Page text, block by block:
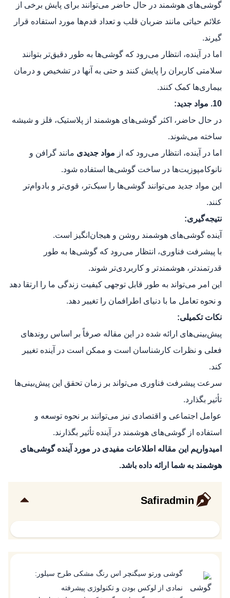
گوشی‌های هوشمند در حال حاضر می‌توانند برای پایش برخی از
علائم حیاتی مانند ضربان قلب و تعداد قدم‌ها مورد استفاده قرار
گیرند.
اما در آینده، انتظار می‌رود که گوشی‌ها به طور دقیق‌تر بتوانند
سلامتی کاربران را پایش کنند و حتی به آنها در تشخیص و درمان
بیماری‌ها کمک کنند.
10. مواد جدید:
در حال حاضر، اکثر گوشی‌های هوشمند از پلاستیک، فلز و شیشه
ساخته می‌شوند.
اما در آینده، انتظار می‌رود که از مواد جدیدی مانند گرافن و
نانوکامپوزیت‌ها در ساخت گوشی‌ها استفاده شود.
این مواد جدید می‌توانند گوشی‌ها را سبک‌تر، قوی‌تر و بادوام‌تر
کنند.
نتیجه‌گیری:
آینده گوشی‌های هوشمند روشن و هیجان‌انگیز است.
با پیشرفت فناوری، انتظار می‌رود که گوشی‌ها به طور
قدرتمندتر، هوشمندتر و کاربردی‌تر شوند.
این امر می‌تواند به طور قابل توجهی کیفیت زندگی ما را ارتقا دهد
و نحوه تعامل ما با دنیای اطرافمان را تغییر دهد.
نکات تکمیلی:
پیش‌بینی‌های ارائه شده در این مقاله صرفاً بر اساس روندهای
فعلی و نظرات کارشناسان است و ممکن است در آینده تغییر
کند.
سرعت پیشرفت فناوری می‌تواند بر زمان تحقق این پیش‌بینی‌ها
تأثیر بگذارد.
عوامل اجتماعی و اقتصادی نیز می‌توانند بر نحوه توسعه و
استفاده از گوشی‌های هوشمند در آینده تأثیر بگذارند.
امیدواریم این مقاله اطلاعات مفیدی در مورد آینده گوشی‌های
هوشمند به شما ارائه داده باشد.
Safiradmin
گوشی ورتو سیگنچر اس رنگ مشکی طرح سیلور:
نمادی از لوکس بودن و تکنولوژی پیشرفته